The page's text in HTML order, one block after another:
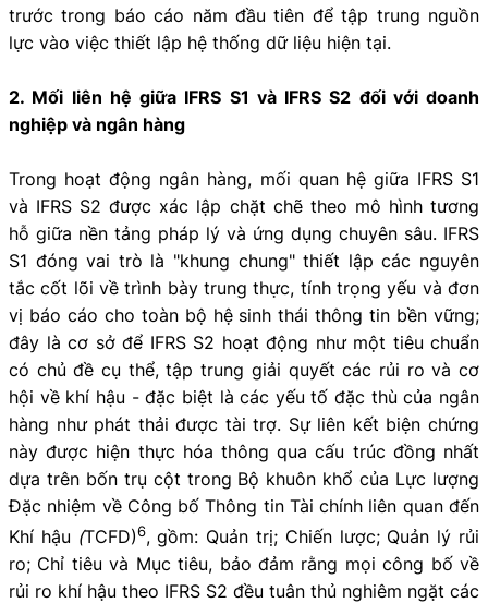
trước trong báo cáo năm đầu tiên để tập trung nguồn
lực vào việc thiết lập hệ thống dữ liệu hiện tại.
2. Mối liên hệ giữa IFRS S1 và IFRS S2 đối với doanh
nghiệp và ngân hàng
Trong hoạt động ngân hàng, mối quan hệ giữa IFRS S1
và IFRS S2 được xác lập chặt chẽ theo mô hình tương
hỗ giữa nền tảng pháp lý và ứng dụng chuyên sâu. IFRS
S1 đóng vai trò là "khung chung" thiết lập các nguyên
tắc cốt lõi về trình bày trung thực, tính trọng yếu và đơn
vị báo cáo cho toàn bộ hệ sinh thái thông tin bền vững;
đây là cơ sở để IFRS S2 hoạt động như một tiêu chuẩn
có chủ đề cụ thể, tập trung giải quyết các rủi ro và cơ
hội về khí hậu - đặc biệt là các yếu tố đặc thù của ngân
hàng như phát thải được tài trợ. Sự liên kết biện chứng
này được hiện thực hóa thông qua cấu trúc đồng nhất
dựa trên bốn trụ cột trong Bộ khuôn khổ của Lực lượng
Đặc nhiệm về Công bố Thông tin Tài chính liên quan đến
Khí hậu (TCFD)6, gồm: Quản trị; Chiến lược; Quản lý rủi
ro; Chỉ tiêu và Mục tiêu, bảo đảm rằng mọi công bố về
rủi ro khí hậu theo IFRS S2 đều tuân thủ nghiêm ngặt các